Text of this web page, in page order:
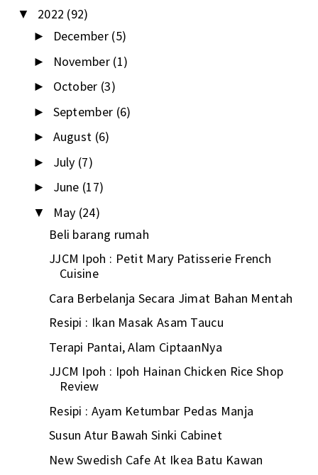
▼ 2022 (92)
► December (5)
► November (1)
► October (3)
► September (6)
► August (6)
► July (7)
► June (17)
▼ May (24)
Beli barang rumah
JJCM Ipoh : Petit Mary Patisserie French
Cuisine
Cara Berbelanja Secara Jimat Bahan Mentah
Resipi : Ikan Masak Asam Taucu
Terapi Pantai, Alam CiptaanNya
JJCM Ipoh : Ipoh Hainan Chicken Rice Shop
Review
Resipi : Ayam Ketumbar Pedas Manja
Susun Atur Bawah Sinki Cabinet
New Swedish Cafe At Ikea Batu Kawan